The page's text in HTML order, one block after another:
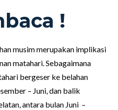
!
musim merupakan implikasi
matahari. Sebagaimana
bergeser ke belahan
– Juni, dan balik
antara bulan Juni –